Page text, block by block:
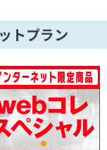
トプラン